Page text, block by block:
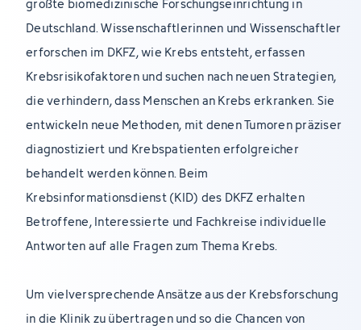
Deutschland. Wissenschaftlerinnen und Wissenschaftler
erforschen im DKFZ, wie Krebs entsteht, erfassen
Krebsrisikofaktoren und suchen nach neuen Strategien,
die verhindern, dass Menschen an Krebs erkranken. Sie
entwickeln neue Methoden, mit denen Tumoren präziser
diagnostiziert und Krebspatienten erfolgreicher
behandelt werden können. Beim
Krebsinformationsdienst (KID) des DKFZ erhalten
Betroffene, Interessierte und Fachkreise individuelle
Antworten auf alle Fragen zum Thema Krebs.
Um vielversprechende Ansätze aus der Krebsforschung
in die Klinik zu übertragen und so die Chancen von